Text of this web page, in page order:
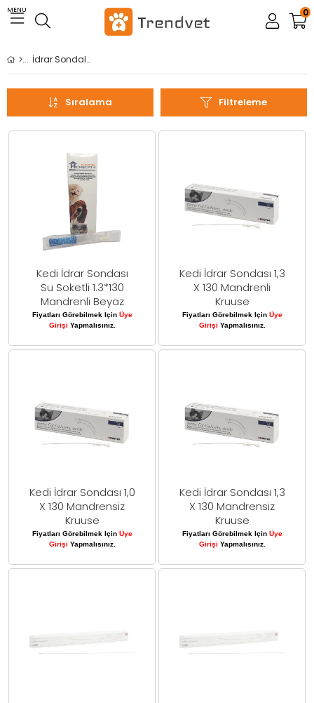
MENU 0
İdrar Sondaları
Filtreleme
Sıralama
Kedi İdrar Sondası
Su Soketli 1.3*130
Mandrenli Beyaz
Fiyatları Görebilmek Için Üye
Girişi Yapmalısınız.
Kedi İdrar Sondası 1,3
X 130 Mandrenli
Kruuse
Fiyatları Görebilmek Için Üye
Girişi Yapmalısınız.
Kedi İdrar Sondası 1,0
X 130 Mandrensiz
Kruuse
Fiyatları Görebilmek Için Üye
Girişi Yapmalısınız.
Kedi İdrar Sondası 1,3
X 130 Mandrensiz
Kruuse
Fiyatları Görebilmek Için Üye
Girişi Yapmalısınız.